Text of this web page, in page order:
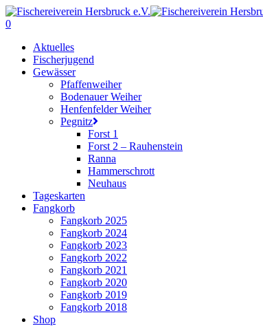
Skip
to
content
0
Aktuelles
Fischerjugend
Gewässer
Pfaffenweiher
Bodenauer Weiher
Henfenfelder Weiher
Pegnitz
Forst 1
Forst 2 – Rauhenstein
Ranna
Hammerschrott
Neuhaus
Tageskarten
Fangkorb
Fangkorb 2025
Fangkorb 2024
Fangkorb 2023
Fangkorb 2022
Fangkorb 2021
Fangkorb 2020
Fangkorb 2019
Fangkorb 2018
Shop